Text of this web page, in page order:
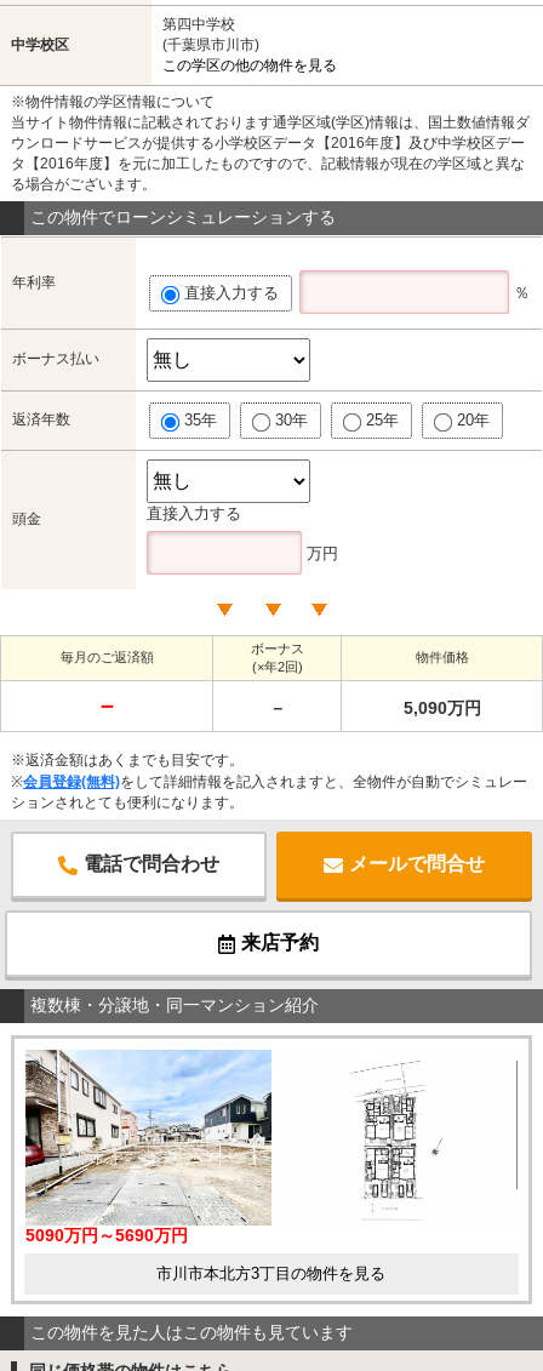
中学校区
第四中学校
(千葉県市川市)
この学区の他の物件を見る
※物件情報の学区情報について
当サイト物件情報に記載されております通学区域(学区)情報は、国土数値情報ダ
ウンロードサービスが提供する小学校区データ【2016年度】及び中学校区デー
タ【2016年度】を元に加工したものですので、記載情報が現在の学区域と異な
る場合がございます。
この物件でローンシミュレーションする
年利率
直接入力する ％
ボーナス払い
返済年数 35年 30年 25年 20年
頭金 直接入力する
万円
毎月のご返済額
ボーナス
(×年2回)
物件価格
－ － 5,090万円
※返済金額はあくまでも目安です。
※会員登録(無料)をして詳細情報を記入されますと、全物件が自動でシミュレー
ションされとても便利になります。
電話で問合わせ メールで問合せ
来店予約
複数棟・分譲地・同一マンション紹介
5090万円～5690万円
市川市本北方3丁目の物件を見る
この物件を見た人はこの物件も見ています